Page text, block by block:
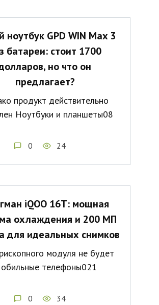
ноутбук GPD WIN Max 3
батареи: стоит 1700
но что он
предлагает?
продукт действительно
Ноутбуки и планшеты08
0 24
iQOO 16T: мощная
охлаждения и 200 МП
для идеальных снимков
модуля не будет
телефоны021
0 34